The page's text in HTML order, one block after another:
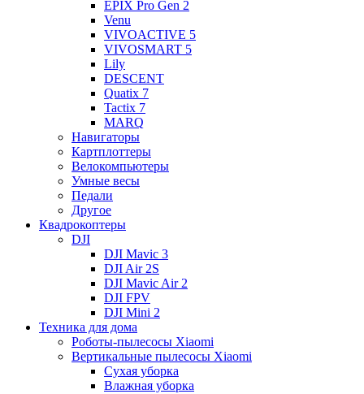
EPIX Pro Gen 2
Venu
VIVOACTIVE 5
VIVOSMART 5
Lily
DESCENT
Quatix 7
Tactix 7
MARQ
Навигаторы
Картплоттеры
Велокомпьютеры
Умные весы
Педали
Другое
Квадрокоптеры
DJI
DJI Mavic 3
DJI Air 2S
DJI Mavic Air 2
DJI FPV
DJI Mini 2
Техника для дома
Роботы-пылесосы Xiaomi
Вертикальные пылесосы Xiaomi
Сухая уборка
Влажная уборка